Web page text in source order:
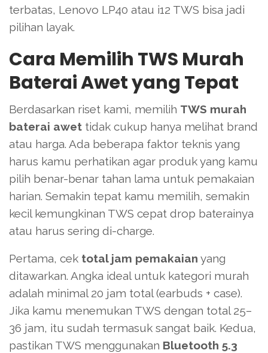
terbatas, Lenovo LP40 atau i12 TWS bisa jadi
pilihan layak.
Cara Memilih TWS Murah
Baterai Awet yang Tepat
Berdasarkan riset kami, memilih TWS murah
baterai awet tidak cukup hanya melihat brand
atau harga. Ada beberapa faktor teknis yang
harus kamu perhatikan agar produk yang kamu
pilih benar-benar tahan lama untuk pemakaian
harian. Semakin tepat kamu memilih, semakin
kecil kemungkinan TWS cepat drop baterainya
atau harus sering di-charge.
Pertama, cek total jam pemakaian yang
ditawarkan. Angka ideal untuk kategori murah
adalah minimal 20 jam total (earbuds + case).
Jika kamu menemukan TWS dengan total 25–
36 jam, itu sudah termasuk sangat baik. Kedua,
pastikan TWS menggunakan Bluetooth 5.3